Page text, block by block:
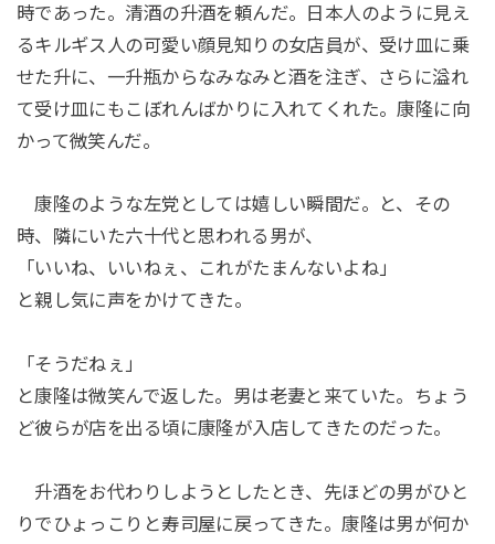
時であった。清酒の升酒を頼んだ。日本人のように見え
るキルギス人の可愛い顔見知りの女店員が、受け皿に乗
せた升に、一升瓶からなみなみと酒を注ぎ、さらに溢れ
て受け皿にもこぼれんばかりに入れてくれた。康隆に向
かって微笑んだ。
康隆のような左党としては嬉しい瞬間だ。と、その
時、隣にいた六十代と思われる男が、
「いいね、いいねぇ、これがたまんないよね」
と親し気に声をかけてきた。
「そうだねぇ」
と康隆は微笑んで返した。男は老妻と来ていた。ちょう
ど彼らが店を出る頃に康隆が入店してきたのだった。
升酒をお代わりしようとしたとき、先ほどの男がひと
りでひょっこりと寿司屋に戻ってきた。康隆は男が何か